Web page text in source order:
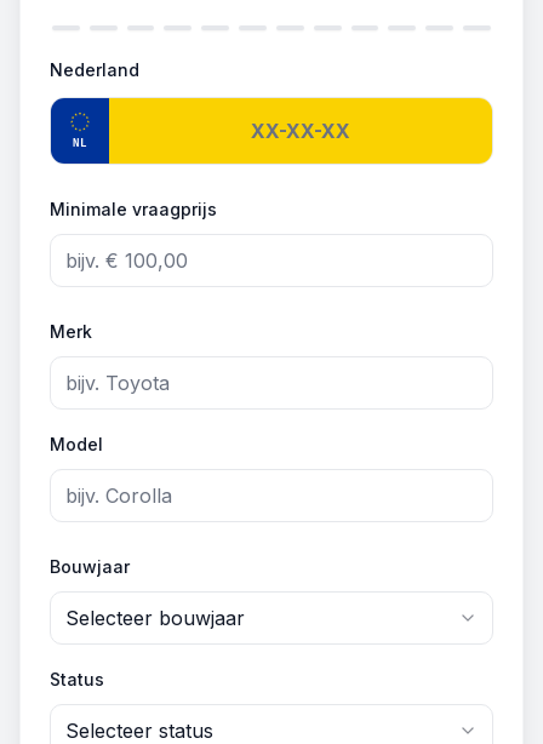
Nederland
NL
Minimale vraagprijs
Merk
Model
Bouwjaar
Selecteer bouwjaar
Status
Selecteer status